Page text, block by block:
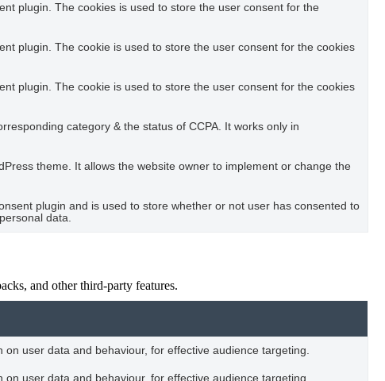
plugin. The cookies is used to store the user consent for the
plugin. The cookie is used to store the user consent for the cookies
plugin. The cookie is used to store the user consent for the cookies
category & the status of CCPA. It works only in
theme. It allows the website owner to implement or change the
plugin and is used to store whether or not user has consented to
data.
and other third-party features.
on user data and behaviour, for effective audience targeting.
user data and behaviour, for effective audience targeting.